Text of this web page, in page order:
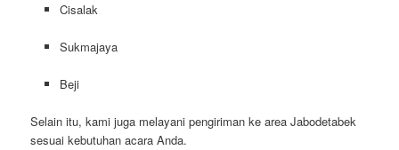
Cisalak
Sukmajaya
Beji
Selain itu, kami juga melayani pengiriman ke area Jabodetabek
sesuai kebutuhan acara Anda.